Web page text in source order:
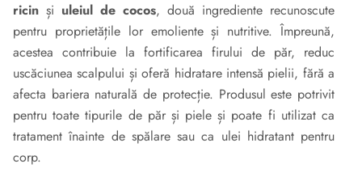
ricin și uleiul de cocos, două ingrediente recunoscute
pentru proprietățile lor emoliente și nutritive. Împreună,
acestea contribuie la fortificarea firului de păr, reduc
uscăciunea scalpului și oferă hidratare intensă pielii, fără a
afecta bariera naturală de protecție. Produsul este potrivit
pentru toate tipurile de păr și piele și poate fi utilizat ca
tratament înainte de spălare sau ca ulei hidratant pentru
corp.